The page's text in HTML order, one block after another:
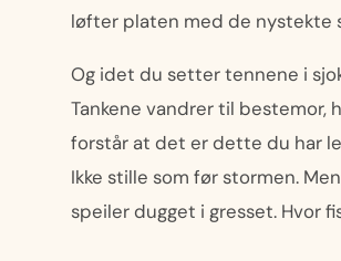
løfter platen med de nystekte
Og idet du setter tennene i
Tankene vandrer til bestemor,
forstår at det er dette du har
Ikke stille som før stormen.
speiler dugget i gresset. Hvor